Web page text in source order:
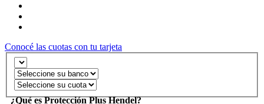
Conocé las cuotas con tu tarjeta
¿Qué es Protección Plus Hendel?